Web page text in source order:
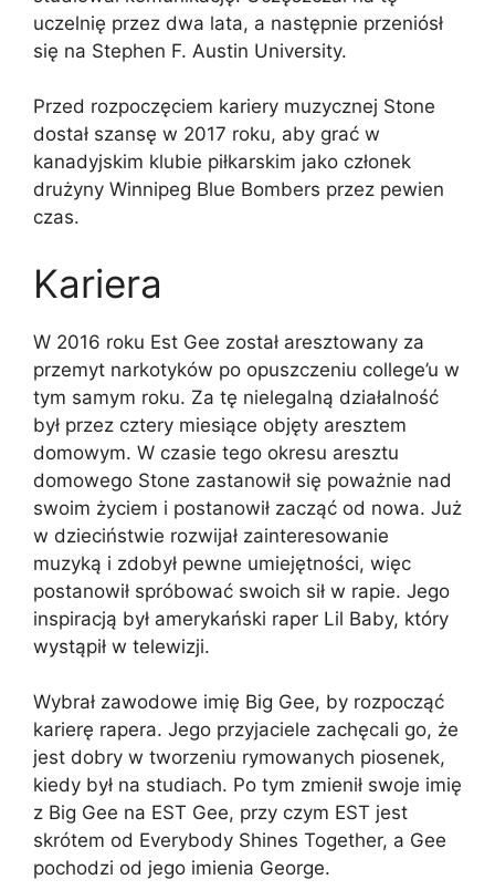
uczelnię przez dwa lata, a następnie przeniósł
się na Stephen F. Austin University.
Przed rozpoczęciem kariery muzycznej Stone
dostał szansę w 2017 roku, aby grać w
kanadyjskim klubie piłkarskim jako członek
drużyny Winnipeg Blue Bombers przez pewien
czas.
Kariera
W 2016 roku Est Gee został aresztowany za
przemyt narkotyków po opuszczeniu college’u w
tym samym roku. Za tę nielegalną działalność
był przez cztery miesiące objęty aresztem
domowym. W czasie tego okresu aresztu
domowego Stone zastanowił się poważnie nad
swoim życiem i postanowił zacząć od nowa. Już
w dzieciństwie rozwijał zainteresowanie
muzyką i zdobył pewne umiejętności, więc
postanowił spróbować swoich sił w rapie. Jego
inspiracją był amerykański raper Lil Baby, który
wystąpił w telewizji.
Wybrał zawodowe imię Big Gee, by rozpocząć
karierę rapera. Jego przyjaciele zachęcali go, że
jest dobry w tworzeniu rymowanych piosenek,
kiedy był na studiach. Po tym zmienił swoje imię
z Big Gee na EST Gee, przy czym EST jest
skrótem od Everybody Shines Together, a Gee
pochodzi od jego imienia George.